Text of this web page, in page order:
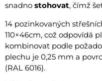
snadno stohovat, čímž
14 pozinkovaných
110×46cm, což odpovídá
kombinovat podle
plechu je 0,25 mm a
(RAL 6016).